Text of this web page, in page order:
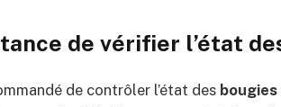
de vérifier l’état
de contrôler l’état des